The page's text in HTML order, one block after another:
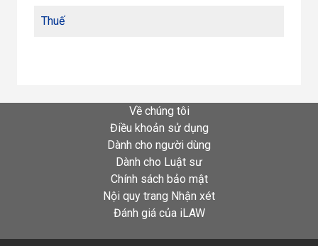
Thuế
Về chúng tôi
Điều khoản sử dụng
Dành cho người dùng
Dành cho Luật sư
Chính sách bảo mật
Nội quy trang Nhận xét
Đánh giá của iLAW